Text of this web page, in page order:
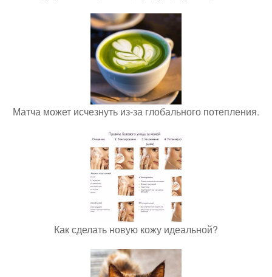
Матча может исчезнуть из-за глобального потепления.
Как сделать новую кожу идеальной?